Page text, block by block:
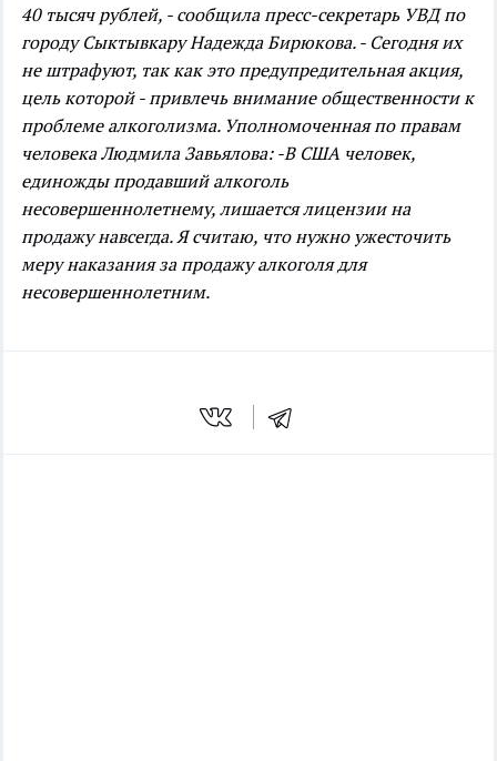
40 тысяч рублей, - сообщила пресс-секретарь УВД по
городу Сыктывкару Надежда Бирюкова. - Сегодня их
не штрафуют, так как это предупредительная акция,
цель которой - привлечь внимание общественности к
проблеме алкоголизма.Уполномоченная по правам
человека Людмила Завьялова: -В США человек,
единожды продавший алкоголь
несовершеннолетнему, лишается лицензии на
продажу навсегда. Я считаю, что нужно ужесточить
меру наказания за продажу алкоголя для
несовершеннолетним.